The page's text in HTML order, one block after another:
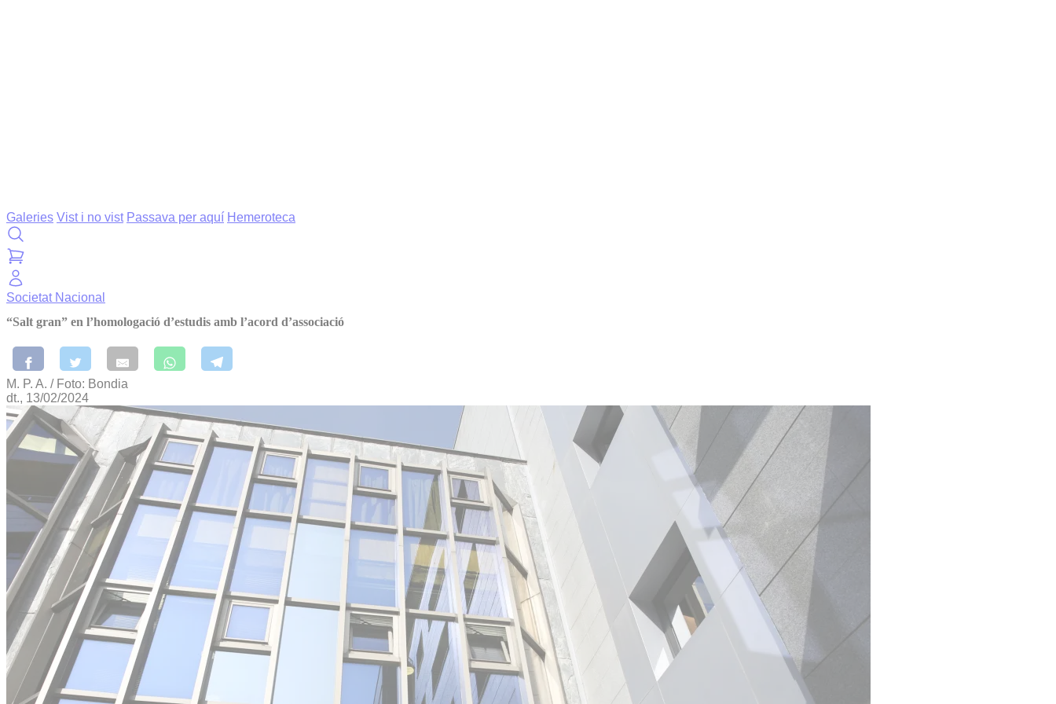
Galeries Vist i no vist Passava per aquí Hemeroteca
Societat Nacional
“Salt gran” en l’homologació d’estudis amb l’acord d’associació
M. P. A. / Foto: Bondia
dt., 13/02/2024